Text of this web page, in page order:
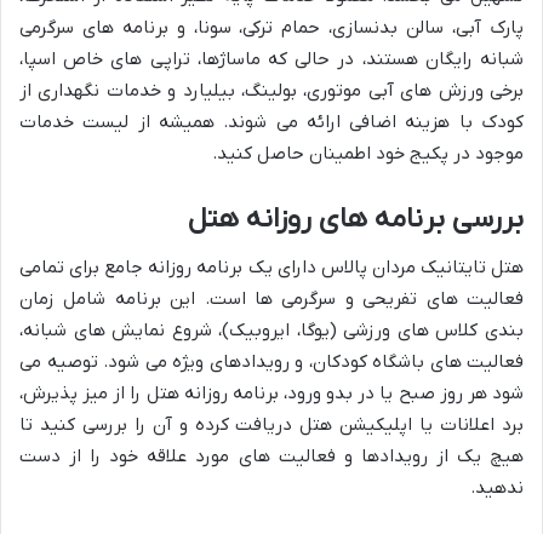
پارک آبی، سالن بدنسازی، حمام ترکی، سونا، و برنامه های سرگرمی
شبانه رایگان هستند، در حالی که ماساژها، تراپی های خاص اسپا،
برخی ورزش های آبی موتوری، بولینگ، بیلیارد و خدمات نگهداری از
کودک با هزینه اضافی ارائه می شوند. همیشه از لیست خدمات
موجود در پکیج خود اطمینان حاصل کنید.
بررسی برنامه های روزانه هتل
هتل تایتانیک مردان پالاس دارای یک برنامه روزانه جامع برای تمامی
فعالیت های تفریحی و سرگرمی ها است. این برنامه شامل زمان
بندی کلاس های ورزشی (یوگا، ایروبیک)، شروع نمایش های شبانه،
فعالیت های باشگاه کودکان، و رویدادهای ویژه می شود. توصیه می
شود هر روز صبح یا در بدو ورود، برنامه روزانه هتل را از میز پذیرش،
برد اعلانات یا اپلیکیشن هتل دریافت کرده و آن را بررسی کنید تا
هیچ یک از رویدادها و فعالیت های مورد علاقه خود را از دست
ندهید.